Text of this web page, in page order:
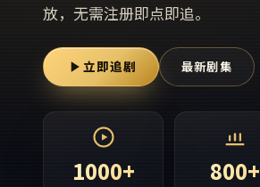
放，无需注册即点即追。
立即追剧 最新剧集
1000+ 800+